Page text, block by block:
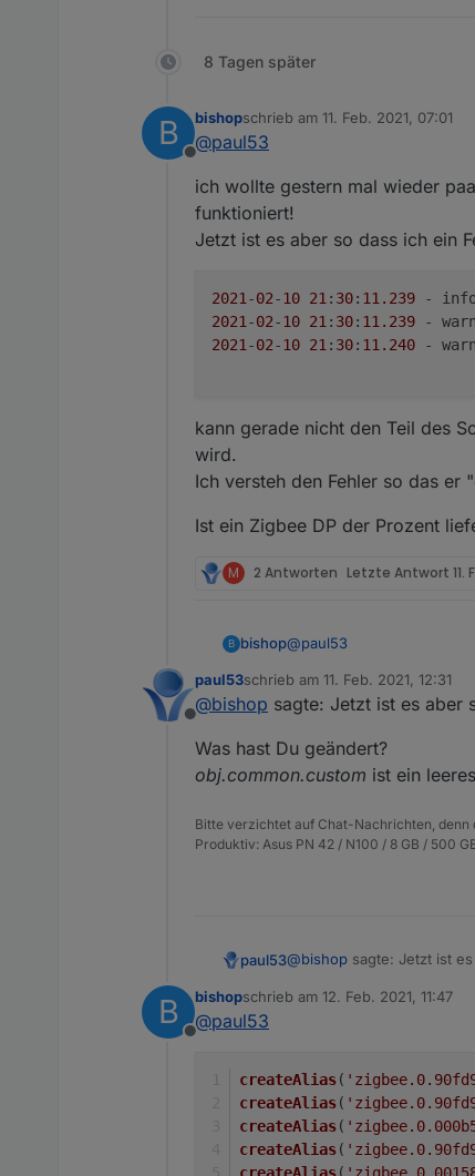
8 Tagen später
B
Offline
bishopschrieb am 11. Feb. 2021, 07:01
zuletzt editiert von
@paul53
ich wollte gestern mal wieder
funktioniert!
Jetzt ist es aber so dass ich ein
2021 -02-10 21 : 30: 11.239 -
2021 -02-10 21 : 30: 11.239 -
2021 -02-10 21 : 30: 11.240 -
kann gerade nicht den Teil des
wird.
Ich versteh den Fehler so das
Ist ein Zigbee DP der Prozent
M 2 Antworten Letzte Antwort 11.
B bishop@paul53
ich wollte gestern mal
Jetzt ist es aber so dass
2021-02-10
2021-02-10
kann gerade nicht den
Ich versteh den Fehler
Offline
paul53schrieb am 11. Feb. 2021, 12:31
zuletzt editiert von
@bishop sagte: Jetzt ist es aber
Was hast Du geändert?
obj.common.custom ist ein
Bitte verzichtet auf Chat-Nachrichten, denn
Produktiv: Asus PN 42 / N100 / 8 GB / 500
paul53@bishop sagte: Jetzt ist
Was hast Du geändert?
B
Offline
bishopschrieb am 12. Feb. 2021, 11:47
zuletzt editiert von
@paul53
createAlias(
createAlias(
createAlias(
createAlias(